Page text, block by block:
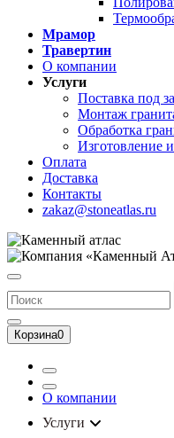
Мрамор
Травертин
О компании
Услуги
Поставка под
Монтаж
Обработка
Изготовление
Оплата
Доставка
Контакты
zakaz@stoneatlas.ru
Корзина0
О компании
Услуги